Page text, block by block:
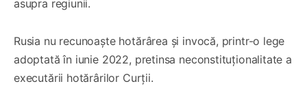
asupra regiunii.
Rusia nu recunoaște hotărârea și invocă, printr-o lege
adoptată în iunie 2022, pretinsa neconstituționalitate a
executării hotărârilor Curții.